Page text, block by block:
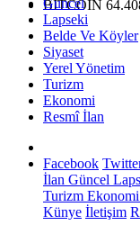
BITCOIN
Güncel
Lapseki
Belde Ve Köyler
Siyaset
Yerel Yönetim
Turizm
Ekonomi
Resmî İlan
Facebook
İlan Güncel
Turizm Ekonomi
Künye İletişim